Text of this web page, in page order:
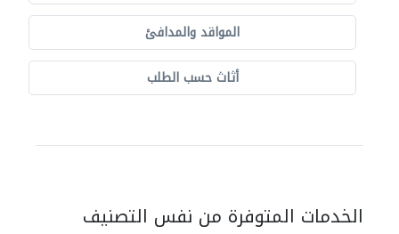
المواقد والمدافئ
أثاث حسب الطلب
الخدمات المتوفرة من نفس التصنيف